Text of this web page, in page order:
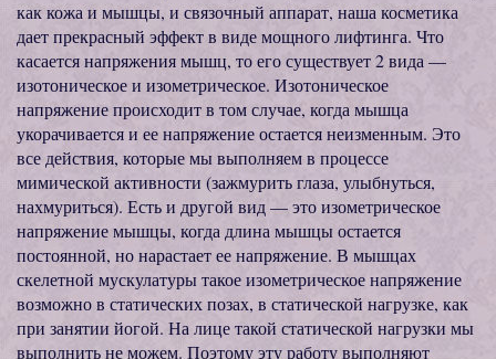
как кожа и мышцы, и связочный аппарат, наша косметика
дает прекрасный эффект в виде мощного лифтинга. Что
касается напряжения мышц, то его существует 2 вида —
изотоническое и изометрическое. Изотоническое
напряжение происходит в том случае, когда мышца
укорачивается и ее напряжение остается неизменным. Это
все действия, которые мы выполняем в процессе
мимической активности (зажмурить глаза, улыбнуться,
нахмуриться). Есть и другой вид — это изометрическое
напряжение мышцы, когда длина мышцы остается
постоянной, но нарастает ее напряжение. В мышцах
скелетной мускулатуры такое изометрическое напряжение
возможно в статических позах, в статической нагрузке, как
при занятии йогой. На лице такой статической нагрузки мы
выполнить не можем. Поэтому эту работу выполняют